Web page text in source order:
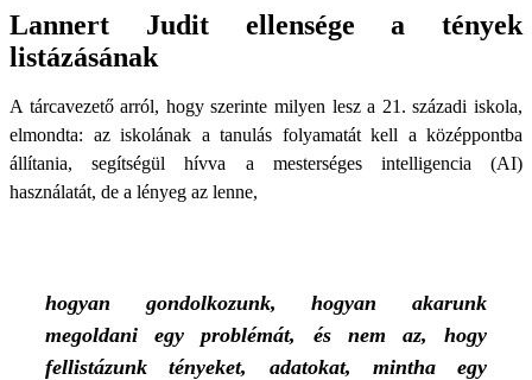
Lannert Judit ellensége a tények
listázásának
A tárcavezető arról, hogy szerinte milyen lesz a 21. századi iskola,
elmondta: az iskolának a tanulás folyamatát kell a középpontba
állítania, segítségül hívva a mesterséges intelligencia (AI)
használatát, de a lényeg az lenne,
hogyan gondolkozunk, hogyan akarunk
megoldani egy problémát, és nem az, hogy
fellistázunk tényeket, adatokat, mintha egy